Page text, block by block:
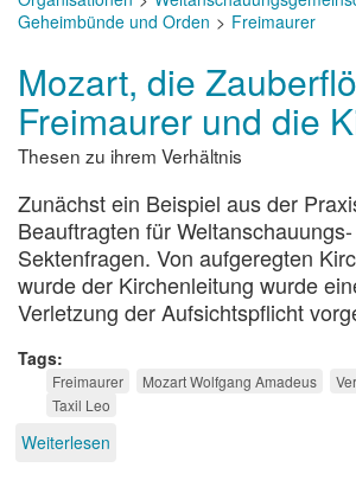
Geheimbünde und Orden
Freimaurer
Mozart, die
Freimaurer und die
Thesen zu ihrem Verhältnis
Zunächst ein Beispiel aus der
Beauftragten für
Sektenfragen. Von aufgeregten
wurde der Kirchenleitung wurde
Verletzung der Aufsichtspflicht
Tags
Freimaurer Mozart Wolfgang Amadeus
Taxil Leo
Weiterlesen